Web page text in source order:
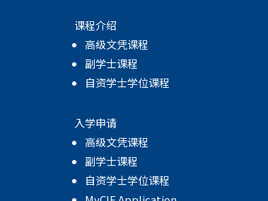
课程介绍
高级文凭课程
副学士课程
自资学士学位课程
入学申请
高级文凭课程
副学士课程
自资学士学位课程